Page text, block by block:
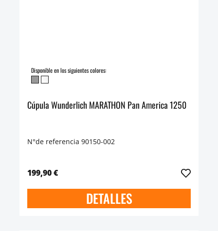
Disponible en los siguientes colores:
Cúpula Wunderlich MARATHON Pan America 1250
N°de referencia 90150-002
199,90 €
DETALLES